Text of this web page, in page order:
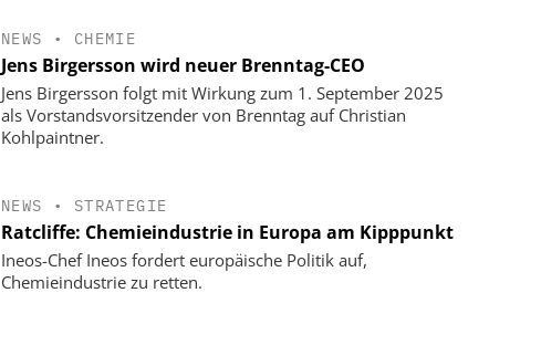
NEWS • CHEMIE
Jens Birgersson wird neuer Brenntag-CEO
Jens Birgersson folgt mit Wirkung zum 1. September 2025
als Vorstandsvorsitzender von Brenntag auf Christian
Kohlpaintner.
NEWS • STRATEGIE
Ratcliffe: Chemieindustrie in Europa am Kipppunkt
Ineos-Chef Ineos fordert europäische Politik auf,
Chemieindustrie zu retten.